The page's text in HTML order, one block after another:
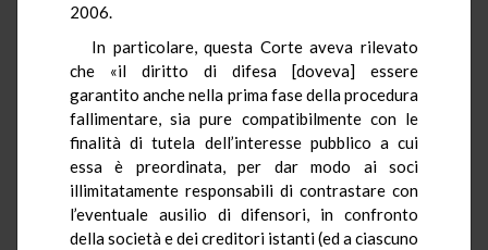
2006.
In particolare, questa Corte aveva rilevato
che «il diritto di difesa [doveva] essere
garantito anche nella prima fase della procedura
fallimentare, sia pure compatibilmente con le
finalità di tutela dell’interesse pubblico a cui
essa è preordinata, per dar modo ai soci
illimitatamente responsabili di contrastare con
l’eventuale ausilio di difensori, in confronto
della società e dei creditori istanti (ed a ciascuno